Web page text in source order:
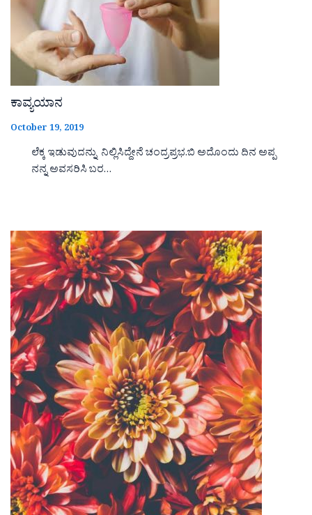
ಕಾವ್ಯಯಾನ
October 19, 2019
ಲೆಕ್ಕ ಇಡುವುದನ್ನು ನಿಲ್ಲಿಸಿದ್ದೇನೆ ಚಂದ್ರಪ್ರಭ.ಬಿ ಅದೊಂದು ದಿನ ಅಪ್ಪ
ನನ್ನ ಅವಸರಿಸಿ ಬರ…